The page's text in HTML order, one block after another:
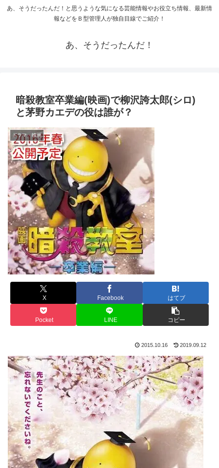
あ、そうだったんだ！と思うような気になる芸能情報やお役立ち情報、最新情
報などをＢ型管理人が独自目線でご紹介！
あ、そうだったんだ！
暗殺教室卒業編(映画)で柳沢誇太郎(シロ)
と茅野カエデの役は誰が？
ドラマ・映画
X Facebook はてブ
Pocket LINE コピー
2015.10.16 2019.09.12